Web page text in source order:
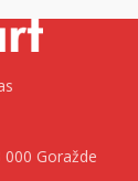
Goražde